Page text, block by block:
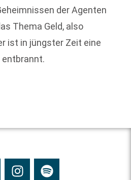
der Agenten
Thema Geld, also
ist in jüngster Zeit eine
entbrannt.